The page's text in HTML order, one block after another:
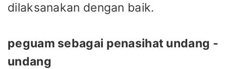
dilaksanakan dengan baik.
peguam sebagai penasihat undang -
undang